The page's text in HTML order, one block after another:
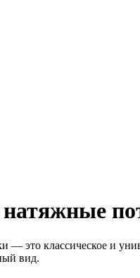
— это классическое и
вид.